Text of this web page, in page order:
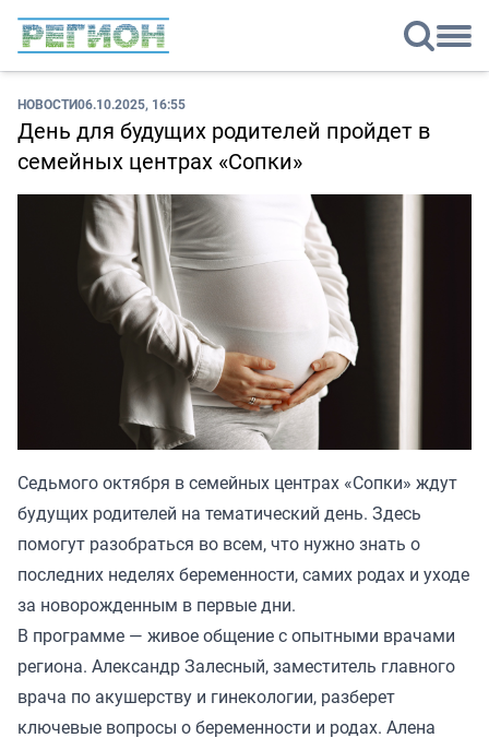
НОВОСТИ06.10.2025, 16:55
День для будущих родителей пройдет в
семейных центрах «Сопки»
Седьмого октября в семейных центрах «Сопки» ждут
будущих родителей на тематический день. Здесь
помогут разобраться во всем, что нужно знать о
последних неделях беременности, самих родах и уходе
за новорожденным в первые дни.
В программе — живое общение с опытными врачами
региона. Александр Залесный, заместитель главного
врача по акушерству и гинекологии, разберет
ключевые вопросы о беременности и родах. Алена